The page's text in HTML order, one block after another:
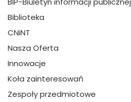
Biblioteka
CNiNT
Nasza Oferta
Innowacje
Koła zainteresowań
Zespoły przedmiotowe